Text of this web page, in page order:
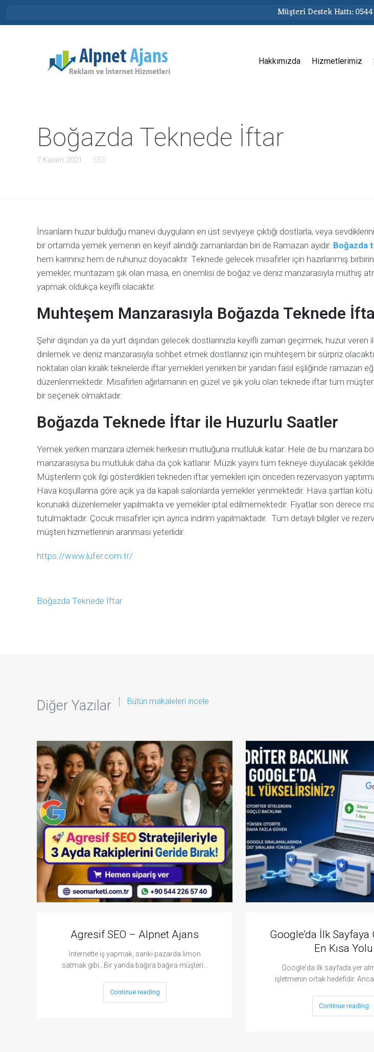
Müşteri Destek Hattı:
Hakkımızda Hizmetlerimiz
Boğazda Teknede İftar
7 Kasım 2021 SEO
İnsanların huzur bulduğu manevi duyguların en üst seviyeye çıktığı dostlarla, veya
bir ortamda yemek yemenin en keyif alındığı zamanlardan biri de Ramazan ayıdır. Boğazda
hem karınınız hem de ruhunuz doyacaktır. Teknede gelecek misafirler için hazırlanmış
yemekler, muntazam şık olan masa, en önemlisi de boğaz ve deniz manzarasıyla müthiş
yapmak oldukça keyifli olacaktır.
Muhteşem Manzarasıyla Boğazda Teknede
Şehir dışından ya da yurt dışından gelecek dostlarınızla keyifli zaman geçirmek, huzur veren
dinlemek ve deniz manzarasıyla sohbet etmek dostlarınız için muhteşem bir sürpriz
noktaları olan kiralık teknelerde iftar yemekleri yenirken bir yandan fasıl eşliğinde ramazan
düzenlenmektedir. Misafirleri ağırlamanın en güzel ve şık yolu olan teknede iftar tüm
bir seçenek olmaktadır.
Boğazda Teknede İftar ile Huzurlu Saatler
Yemek yerken manzara izlemek herkesin mutluğuna mutluluk katar. Hele de bu manzara
manzarasıysa bu mutluluk daha da çok katlanır. Müzik yayını tüm tekneye duyulacak
Müşterilerin çok ilgi gösterdikleri tekneden iftar yemekleri için önceden rezervasyon
Hava koşullarına göre açık ya da kapalı salonlarda yemekler yenmektedir. Hava şartları
korunaklı düzenlemeler yapılmakta ve yemekler iptal edilmemektedir. Fiyatlar son derece
tutulmaktadır. Çocuk misafirler için ayrıca indirim yapılmaktadır. Tüm detaylı bilgiler ve
müşteri hizmetlerinin aranması yeterlidir.
https://www.lufer.com.tr/
Boğazda Teknede İftar
Diğer Yazılar Bütün makaleleri incele
Agresif SEO – Alpnet Ajans
İnternette iş yapmak, sanki pazarda limon
satmak gibi…Bir yanda bağıra bağıra müşteri…
Continue reading
Google'da İlk Sayfaya
En Kısa Yolu
Google'da ilk sayfada yer
işletmenin ortak hedefidir.
Continue reading